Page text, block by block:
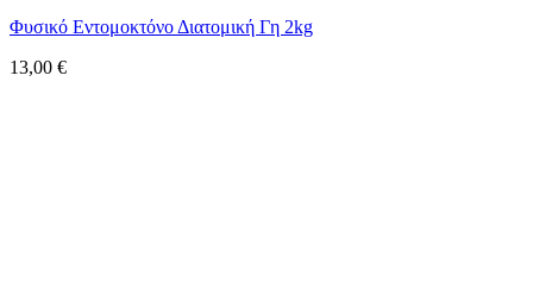
Φυσικό Εντομοκτόνο Διατομική Γη 2kg
13,00 €